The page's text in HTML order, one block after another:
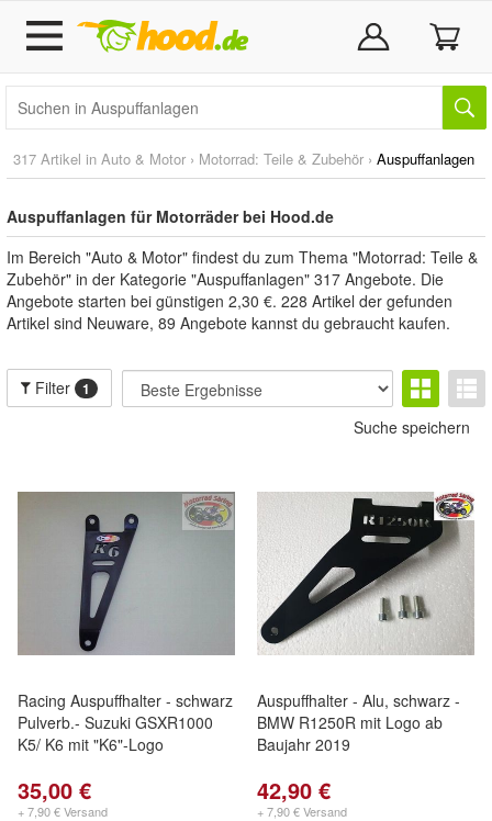
317 Artikel in Auto & Motor › Motorrad: Teile & Zubehör › Auspuffanlagen
Auspuffanlagen für Motorräder bei Hood.de
Im Bereich "Auto & Motor" findest du zum Thema "Motorrad: Teile &
Zubehör" in der Kategorie "Auspuffanlagen" 317 Angebote. Die
Angebote starten bei günstigen 2,30 €. 228 Artikel der gefunden
Artikel sind Neuware, 89 Angebote kannst du gebraucht kaufen.
Filter 1
Suche speichern
Racing Auspuffhalter - schwarz
Pulverb.- Suzuki GSXR1000
K5/ K6 mit "K6"-Logo
35,00 €
+ 7,90 € Versand
Auspuffhalter - Alu, schwarz -
BMW R1250R mit Logo ab
Baujahr 2019
42,90 €
+ 7,90 € Versand